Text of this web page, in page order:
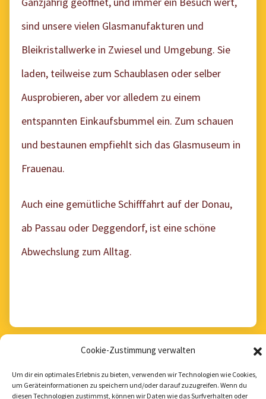
Cookie-Zustimmung verwalten
Um dir ein optimales Erlebnis zu bieten, verwenden wir Technologien wie Cookies,
um Geräteinformationen zu speichern und/oder darauf zuzugreifen. Wenn du
diesen Technologien zustimmst, können wir Daten wie das Surfverhalten oder
sind unsere vielen Glasmanufakturen und
Bleikristallwerke in Zwiesel und Umgebung. Sie
laden, teilweise zum Schaublasen oder selber
Ausprobieren, aber vor alledem zu einem
entspannten Einkaufsbummel ein. Zum schauen
und bestaunen empfiehlt sich das Glasmuseum in
Frauenau.
Auch eine gemütliche Schifffahrt auf der Donau,
ab Passau oder Deggendorf, ist eine schöne
Abwechslung zum Alltag.